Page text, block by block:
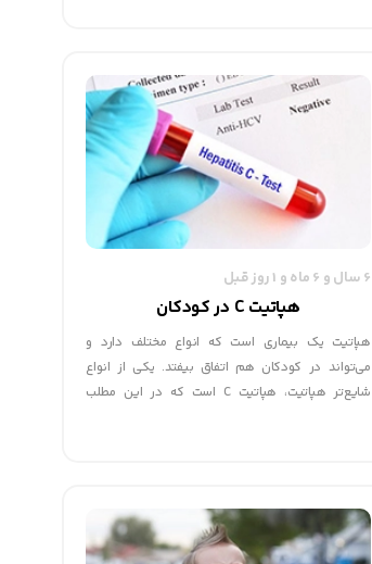
6 سال و 6 ماه و 1 روز قبل
هپاتیت C در کودکان
هپاتیت یک بیماری است که انواع مختلف دارد و
می‌تواند در کودکان هم اتفاق بیفتد. یکی از انواع
شایع‌تر هپاتیت، هپاتیت C است که در این مطلب
بزرگسالان را مبتلا کند.